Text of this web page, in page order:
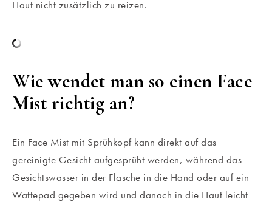
Haut nicht zusätzlich zu reizen.
Wie wendet man so einen Face
Mist richtig an?
Ein Face Mist mit Sprühkopf kann direkt auf das
gereinigte Gesicht aufgesprüht werden, während das
Gesichtswasser in der Flasche in die Hand oder auf ein
Wattepad gegeben wird und danach in die Haut leicht